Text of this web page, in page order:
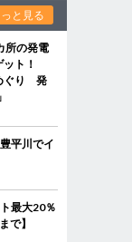
っと見る
所の発電
ト！
ぐり 発
平川でイ
最大20％
で】